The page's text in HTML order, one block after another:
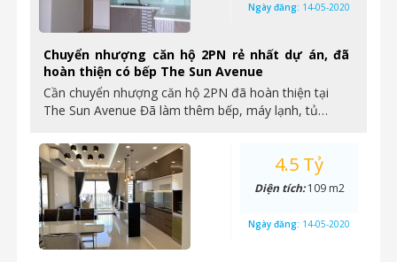
Chuyển nhượng căn hộ 2PN rẻ nhất dự án, đã
hoàn thiện có bếp The Sun Avenue
Cần chuyển nhượng căn hộ 2PN đã hoàn thiện tại
The Sun Avenue Đã làm thêm bếp, máy lạnh, tủ…
Ngày đăng: 14-05-2020
4.5 Tỷ
Diện tích:109 m2
Ngày đăng: 14-05-2020